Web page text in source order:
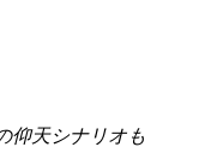
仰天シナリオも